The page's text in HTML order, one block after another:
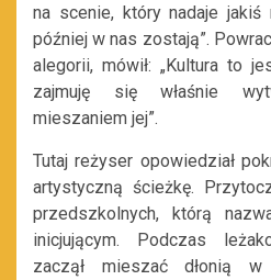
na scenie, który nadaje
później w nas zostają”.
alegorii, mówił: „Kultura to
zajmuję się właśnie
mieszaniem jej”.
Tutaj reżyser opowiedział
artystyczną ścieżkę.
przedszkolnych, którą
inicjującym. Podczas
zaczął mieszać dłonią